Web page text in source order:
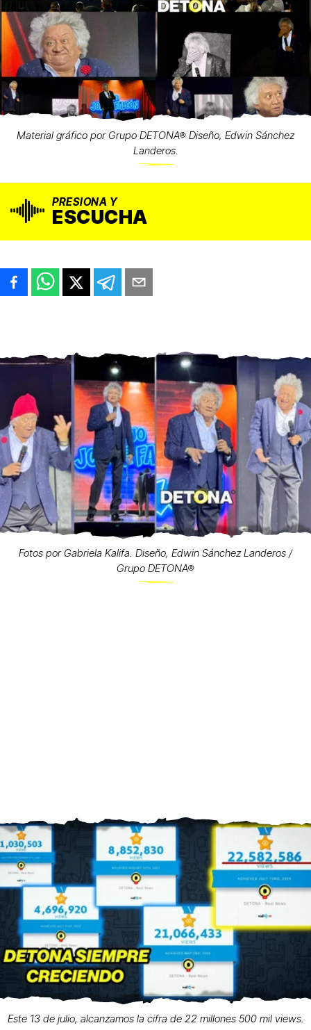
Material gráfico por Grupo DETONA® Diseño, Edwin Sánchez
Landeros.
PRESIONA Y
ESCUCHA
Fotos por Gabriela Kalifa. Diseño, Edwin Sánchez Landeros /
Grupo DETONA®
Este 13 de julio, alcanzamos la cifra de 22 millones 500 mil views.